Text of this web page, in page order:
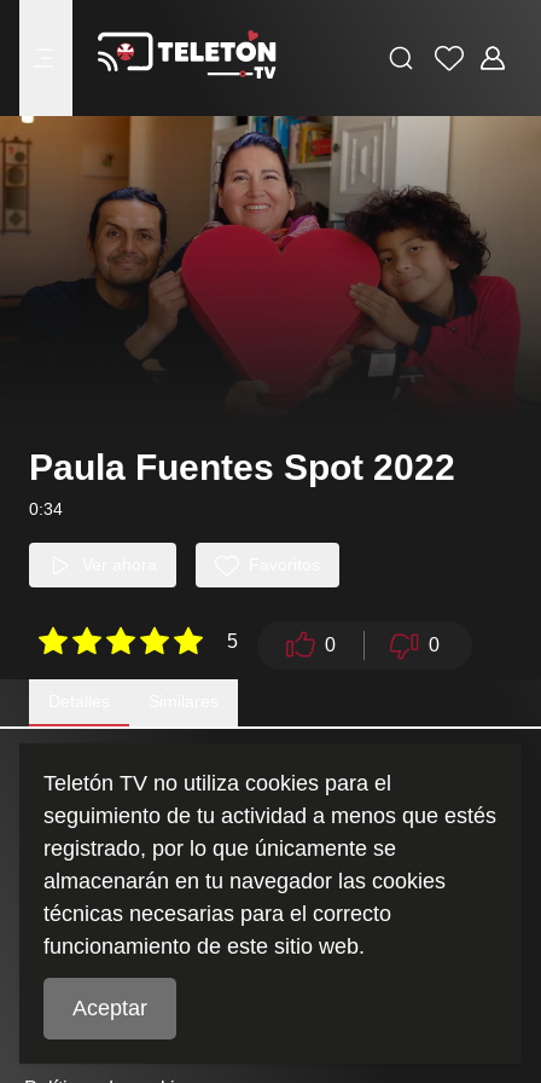
BuscarFavoritos
Paula Fuentes Spot 2022
0:34
5 0 0
Duración:
Teletón TV no utiliza cookies para el
seguimiento de tu actividad a menos que estés
registrado, por lo que únicamente se
almacenarán en tu navegador las cookies
técnicas necesarias para el correcto
funcionamiento de este sitio web.
Aceptar